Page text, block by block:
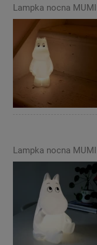
Lampka nocna
Lampka nocna